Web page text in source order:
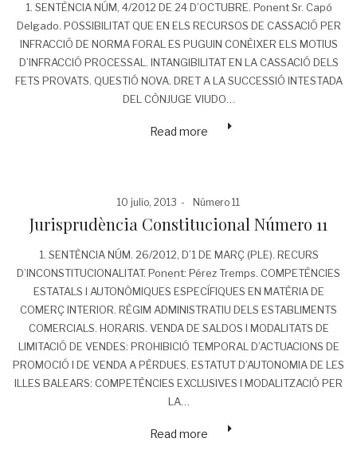
1. SENTÈNCIA NÚM, 4/2012 DE 24 D’OCTUBRE. Ponent Sr. Capó
Delgado. POSSIBILITAT QUE EN ELS RECURSOS DE CASSACIÓ PER
INFRACCIÓ DE NORMA FORAL ES PUGUIN CONÈIXER ELS MOTIUS
D’INFRACCIÓ PROCESSAL. INTANGIBILITAT EN LA CASSACIÓ DELS
FETS PROVATS. QUESTIÓ NOVA. DRET A LA SUCCESSIÓ INTESTADA
DEL CÒNJUGE VIUDO…
Read more
Posted
on
10 julio, 2013
Posted
in
Número 11
Jurisprudència Constitucional Número 11
1. SENTÈNCIA NÚM. 26/2012, D’1 DE MARÇ (PLE). RECURS
D’INCONSTITUCIONALITAT. Ponent: Pérez Tremps. COMPETÈNCIES
ESTATALS I AUTONÒMIQUES ESPECÍFIQUES EN MATÈRIA DE
COMERÇ INTERIOR. RÈGIM ADMINISTRATIU DELS ESTABLIMENTS
COMERCIALS. HORARIS. VENDA DE SALDOS I MODALITATS DE
LIMITACIÓ DE VENDES: PROHIBICIÓ TEMPORAL D’ACTUACIONS DE
PROMOCIÓ I DE VENDA A PÈRDUES. ESTATUT D’AUTONOMIA DE LES
ILLES BALEARS: COMPETÈNCIES EXCLUSIVES I MODALITZACIÓ PER
LA…
Read more